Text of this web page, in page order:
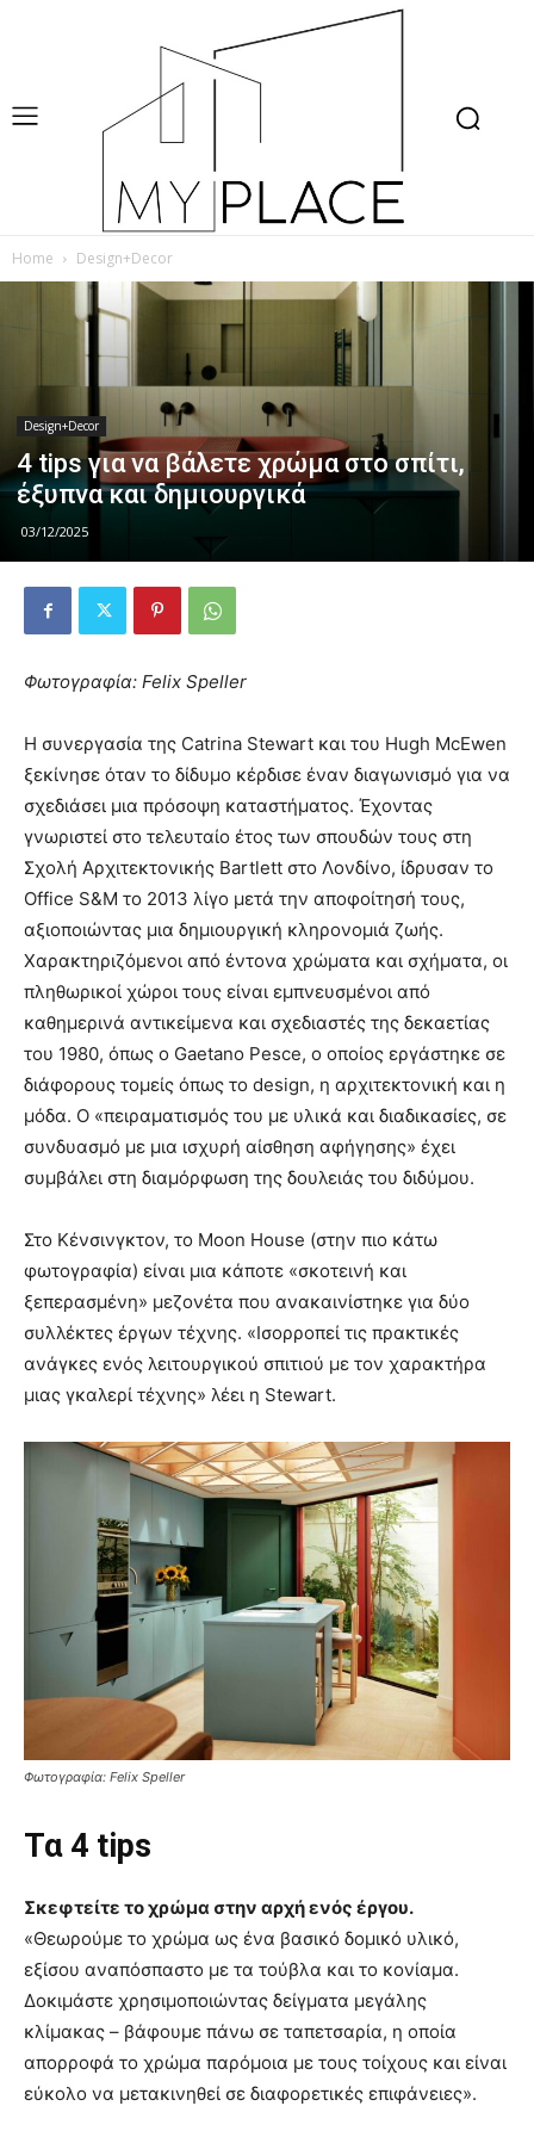
Home Design+Decor
Design+Decor
4 tips για να βάλετε χρώμα στο σπίτι,
έξυπνα και δημιουργικά
03/12/2025
Φωτογραφία: Felix Speller
Η συνεργασία της Catrina Stewart και του Hugh McEwen
ξεκίνησε όταν το δίδυμο κέρδισε έναν διαγωνισμό για να
σχεδιάσει μια πρόσοψη καταστήματος. Έχοντας
γνωριστεί στο τελευταίο έτος των σπουδών τους στη
Σχολή Αρχιτεκτονικής Bartlett στο Λονδίνο, ίδρυσαν το
Office S&M το 2013 λίγο μετά την αποφοίτησή τους,
αξιοποιώντας μια δημιουργική κληρονομιά ζωής.
Χαρακτηριζόμενοι από έντονα χρώματα και σχήματα, οι
πληθωρικοί χώροι τους είναι εμπνευσμένοι από
καθημερινά αντικείμενα και σχεδιαστές της δεκαετίας
του 1980, όπως ο Gaetano Pesce, ο οποίος εργάστηκε σε
διάφορους τομείς όπως το design, η αρχιτεκτονική και η
μόδα. Ο «πειραματισμός του με υλικά και διαδικασίες, σε
συνδυασμό με μια ισχυρή αίσθηση αφήγησης» έχει
συμβάλει στη διαμόρφωση της δουλειάς του διδύμου.
Στο Κένσινγκτον, το Moon House (στην πιο κάτω
φωτογραφία) είναι μια κάποτε «σκοτεινή και
ξεπερασμένη» μεζονέτα που ανακαινίστηκε για δύο
συλλέκτες έργων τέχνης. «Ισορροπεί τις πρακτικές
ανάγκες ενός λειτουργικού σπιτιού με τον χαρακτήρα
μιας γκαλερί τέχνης» λέει η Stewart.
Φωτογραφία: Felix Speller
Τα 4 tips
Σκεφτείτε το χρώμα στην αρχή ενός έργου.
«Θεωρούμε το χρώμα ως ένα βασικό δομικό υλικό,
εξίσου αναπόσπαστο με τα τούβλα και το κονίαμα.
Δοκιμάστε χρησιμοποιώντας δείγματα μεγάλης
κλίμακας – βάφουμε πάνω σε ταπετσαρία, η οποία
απορροφά το χρώμα παρόμοια με τους τοίχους και είναι
εύκολο να μετακινηθεί σε διαφορετικές επιφάνειες».